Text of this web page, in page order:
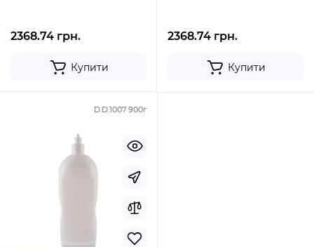
2368.74 грн.
Купити
2368.74 грн.
Купити
D.D.1007 900г